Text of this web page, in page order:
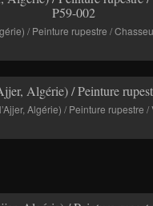
/ Peinture rupestre /
Algérie) / Peinture rupestre